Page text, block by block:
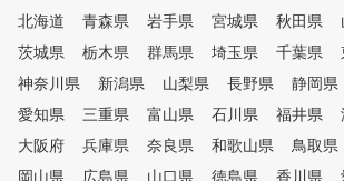
北海道
青森県 岩手県 宮城県 秋田県
茨城県
栃木県 群馬県 埼玉県 千葉県
神奈川県
新潟県 山梨県 長野県 静岡県
愛知県
三重県 富山県 石川県 福井県
大阪府
兵庫県 奈良県 和歌山県 鳥取県
岡山県
広島県 山口県 徳島県 香川県